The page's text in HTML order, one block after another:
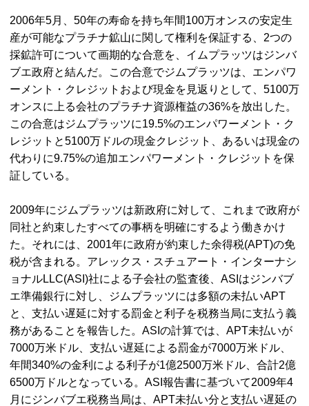
2006年5月、50年の寿命を持ち年間100万オンスの安定生
産が可能なプラチナ鉱山に関して権利を保証する、2つの
採鉱許可について画期的な合意を、イムプラッツはジンバ
ブエ政府と結んだ。この合意でジムプラッツは、エンパワ
ーメント・クレジットおよび現金を見返りとして、5100万
オンスに上る会社のプラチナ資源権益の36%を放出した。
この合意はジムプラッツに19.5%のエンパワーメント・ク
レジットと5100万ドルの現金クレジット、あるいは現金の
代わりに9.75%の追加エンパワーメント・クレジットを保
証している。
2009年にジムプラッツは新政府に対して、これまで政府が
同社と約束したすべての事柄を明確にするよう働きかけ
た。それには、2001年に政府が約束した余得税(APT)の免
税が含まれる。アレックス・スチュアート・インターナシ
ョナルLLC(ASI)社による子会社の監査後、 ASI はジンバブ
エ準備銀行に対し、ジムプラッツには多額の未払いAPT
と、支払い遅延に対する罰金と利子を税務当局に支払う義
務があることを報告した。 ASI の計算では、 APT未払いが
7000万米ドル、支払い遅延による罰金が7000万米ドル、
年間340%の金利による利子が1億2500万米ドル、合計2億
6500万ドルとなっている。 ASI 報告書に基づいて2009年4
月にジンバブエ税務当局は、 APT未払い分と支払い遅延の